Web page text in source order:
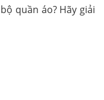
quần áo? Hãy giải